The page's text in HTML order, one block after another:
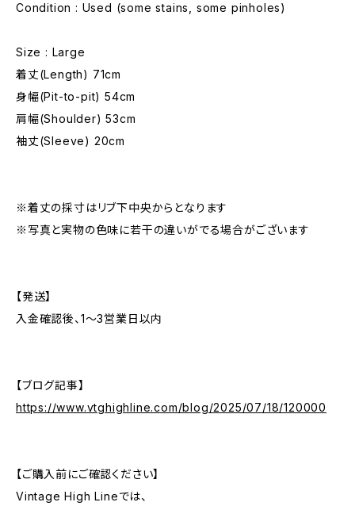
Condition : Used (some stains, some pinholes)
Size : Large
着丈(Length) 71cm
身幅(Pit-to-pit) 54cm
肩幅(Shoulder) 53cm
袖丈(Sleeve) 20cm
※着丈の採寸はリブ下中央からとなります
※写真と実物の色味に若干の違いがでる場合がございます
【発送】
入金確認後、1〜3営業日以内
【ブログ記事】
https://www.vtghighline.com/blog/2025/07/18/120000
【ご購入前にご確認ください】
Vintage High Lineでは、